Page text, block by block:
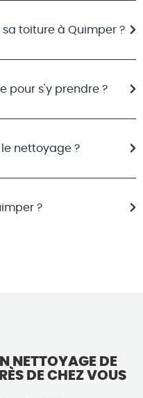
toiture à Quimper ?
pour s'y prendre ?
nettoyage ?
?
NETTOYAGE DE
DE CHEZ VOUS